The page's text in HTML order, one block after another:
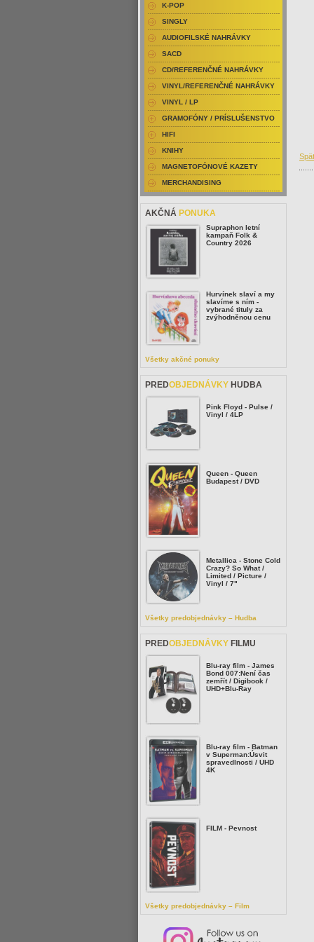
K-POP
SINGLY
AUDIOFILSKÉ NAHRÁVKY
SACD
CD/REFERENČNÉ NAHRÁVKY
VINYL/REFERENČNÉ NAHRÁVKY
VINYL / LP
GRAMOFÓNY / PRÍSLUŠENSTVO
HIFI
KNIHY
MAGNETOFÓNOVÉ KAZETY
MERCHANDISING
AKČNÁ PONUKA
Supraphon letní
kampaň Folk &
Country 2026
Hurvínek slaví a my
slavíme s ním -
vybrané tituly za
zvýhodněnou cenu
Všetky akčné ponuky
PREDOBJEDNÁVKY HUDBA
Pink Floyd - Pulse /
Vinyl / 4LP
Queen - Queen
Budapest / DVD
Metallica - Stone Cold
Crazy? So What /
Limited / Picture /
Vinyl / 7"
Všetky predobjednávky – Hudba
PREDOBJEDNÁVKY FILMU
Blu-ray film - James
Bond 007:Není čas
zemřít / Digibook /
UHD+Blu-Ray
Blu-ray film - Batman
v Superman:Úsvit
spravedlnosti / UHD
4K
FILM - Pevnost
Všetky predobjednávky – Film